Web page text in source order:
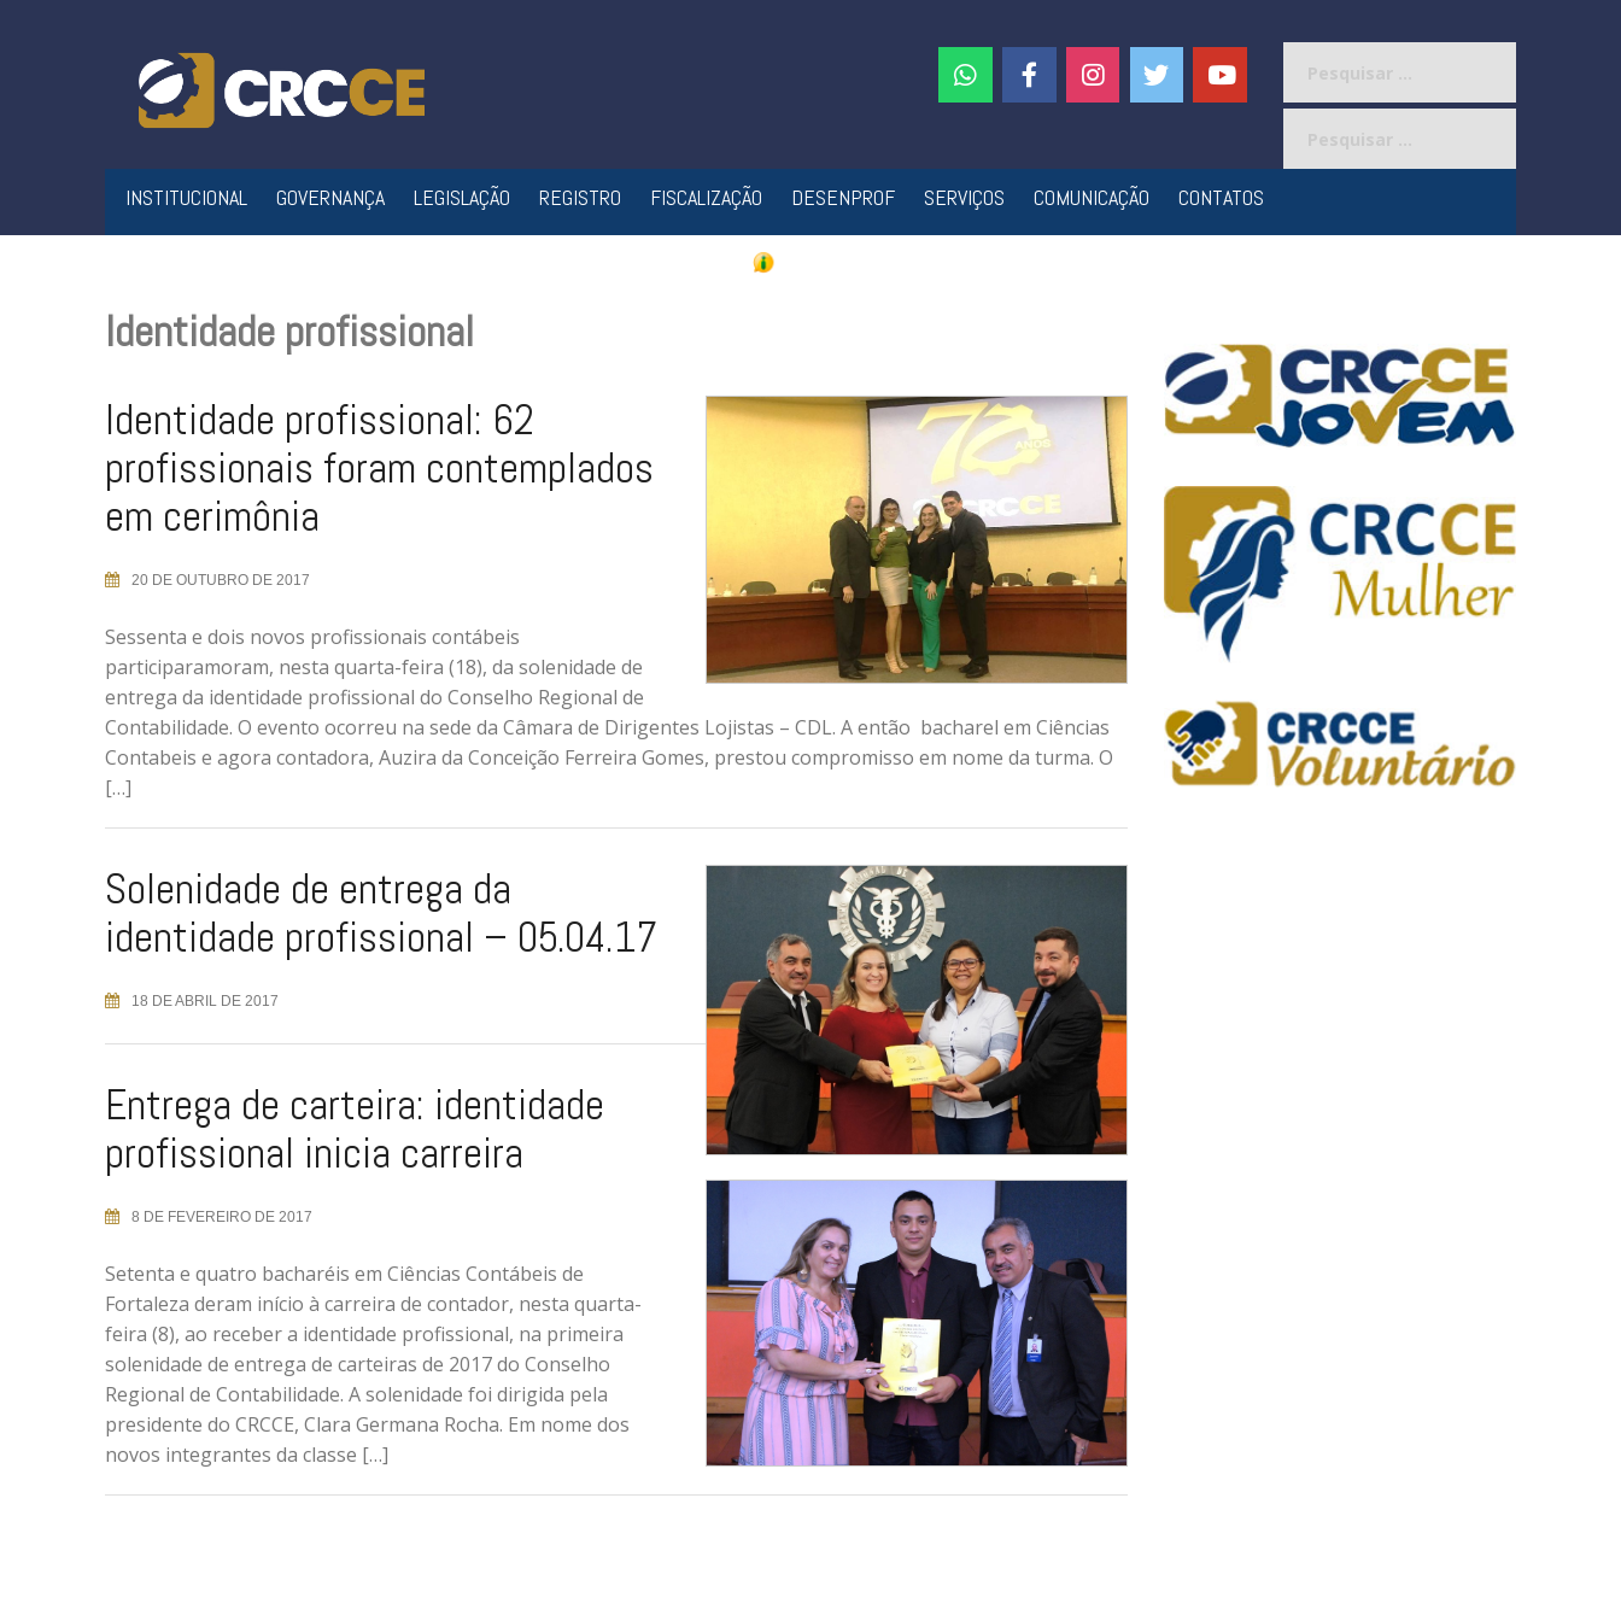
INSTITUCIONAL GOVERNANÇA LEGISLAÇÃO REGISTRO FISCALIZAÇÃO DESENPROF SERVIÇOS COMUNICAÇÃO CONTATOS
Identidade profissional
Identidade profissional: 62
profissionais foram contemplados
em cerimônia
20 DE OUTUBRO DE 2017
Sessenta e dois novos profissionais contábeis
participaramoram, nesta quarta-feira (18), da solenidade de
entrega da identidade profissional do Conselho Regional de
Contabilidade. O evento ocorreu na sede da Câmara de Dirigentes Lojistas – CDL. A então bacharel em Ciências
Contabeis e agora contadora, Auzira da Conceição Ferreira Gomes, prestou compromisso em nome da turma. O
[…]
Solenidade de entrega da
identidade profissional – 05.04.17
18 DE ABRIL DE 2017
Entrega de carteira: identidade
profissional inicia carreira
8 DE FEVEREIRO DE 2017
Setenta e quatro bacharéis em Ciências Contábeis de
Fortaleza deram início à carreira de contador, nesta quarta-
feira (8), ao receber a identidade profissional, na primeira
solenidade de entrega de carteiras de 2017 do Conselho
Regional de Contabilidade. A solenidade foi dirigida pela
presidente do CRCCE, Clara Germana Rocha. Em nome dos
novos integrantes da classe […]